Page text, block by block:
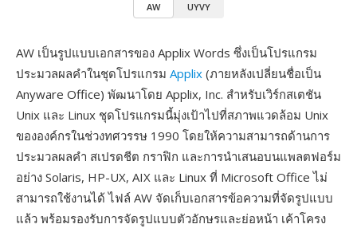
AW UYVY
AW เป็นรูปแบบเอกสารของ Applix Words ซึ่งเป็นโปรแกรม
ประมวลผลคำในชุดโปรแกรม Applix (ภายหลังเปลี่ยนชื่อเป็น
Anyware Office) พัฒนาโดย Applix, Inc. สำหรับเวิร์กสเตชัน
Unix และ Linux ชุดโปรแกรมนี้มุ่งเป้าไปที่สภาพแวดล้อม Unix
ขององค์กรในช่วงทศวรรษ 1990 โดยให้ความสามารถด้านการ
ประมวลผลคำ สเปรดชีต กราฟิก และการนำเสนอบนแพลตฟอร์ม
อย่าง Solaris, HP-UX, AIX และ Linux ที่ Microsoft Office ไม่
สามารถใช้งานได้ ไฟล์ AW จัดเก็บเอกสารข้อความที่จัดรูปแบบ
แล้ว พร้อมรองรับการจัดรูปแบบตัวอักษรและย่อหน้า เค้าโครง